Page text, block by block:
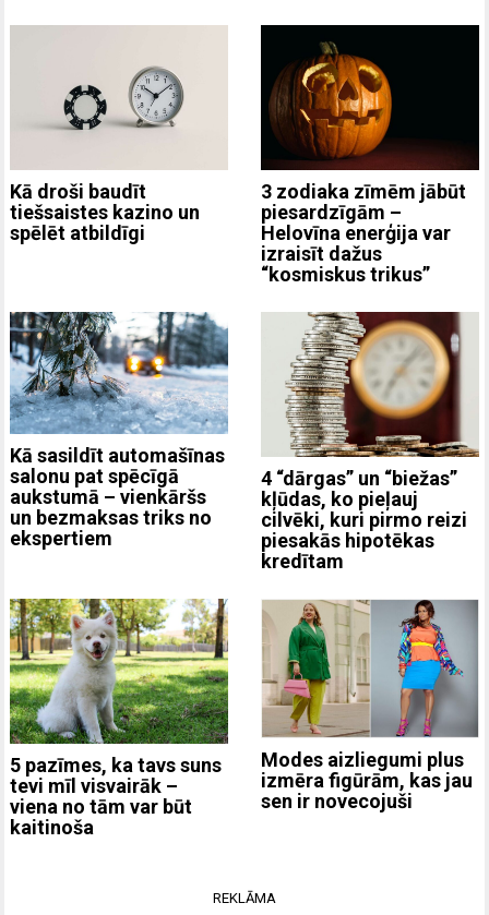
Kā droši baudīt
tiešsaistes kazino un
spēlēt atbildīgi
3 zodiaka zīmēm jābūt
piesardzīgām –
Helovīna enerģija var
izraisīt dažus
“kosmiskus trikus”
Kā sasildīt automašīnas
salonu pat spēcīgā
aukstumā – vienkāršs
un bezmaksas triks no
ekspertiem
4 “dārgas” un “biežas”
kļūdas, ko pieļauj
cilvēki, kuri pirmo reizi
piesakās hipotēkas
kredītam
5 pazīmes, ka tavs suns
tevi mīl visvairāk –
viena no tām var būt
kaitinoša
Modes aizliegumi plus
izmēra figūrām, kas jau
sen ir novecojuši
REKLĀMA